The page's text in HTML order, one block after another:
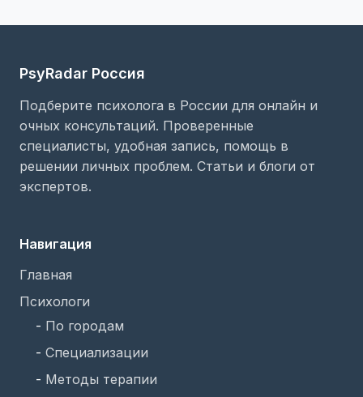
PsyRadar Россия
Подберите психолога в России для онлайн и
очных консультаций. Проверенные
специалисты, удобная запись, помощь в
решении личных проблем. Статьи и блоги от
экспертов.
Навигация
Главная
Психологи
- По городам
- Специализации
- Методы терапии